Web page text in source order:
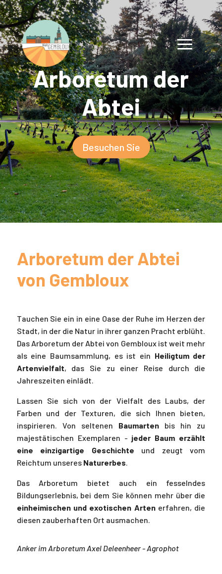
Arboretum der
Abtei
Besuchen Sie
Arboretum der Abtei
von Gembloux
Tauchen Sie ein in eine Oase der Ruhe im Herzen der
Stadt, in der die Natur in ihrer ganzen Pracht erblüht.
Das Arboretum der Abtei von Gembloux ist weit mehr
als eine Baumsammlung, es ist ein Heiligtum der
Artenvielfalt, das Sie zu einer Reise durch die
Jahreszeiten einlädt.
Lassen Sie sich von der Vielfalt des Laubs, der
Farben und der Texturen, die sich Ihnen bieten,
inspirieren. Von seltenen Baumarten bis hin zu
majestätischen Exemplaren - jeder Baum erzählt
eine einzigartige Geschichte und zeugt vom
Reichtum unseres Naturerbes.
Das Arboretum bietet auch ein fesselndes
Bildungserlebnis, bei dem Sie können mehr über die
einheimischen und exotischen Artenerfahren, die
diesen zauberhaften Ort ausmachen.
Anker im Arboretum Axel Deleenheer - Agrophot